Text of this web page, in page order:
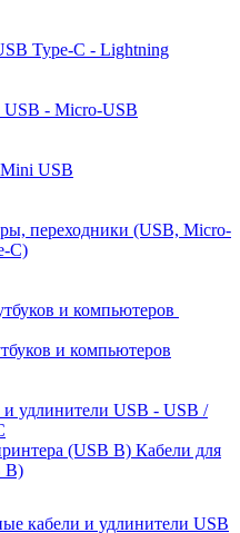
Type-C - Lightning
USB - Micro-USB
USB
переходники (USB, Micro-
C)
и компьютеров
и компьютеров
и удлинители USB - USB /
Кабели для
B)
кабели и удлинители USB